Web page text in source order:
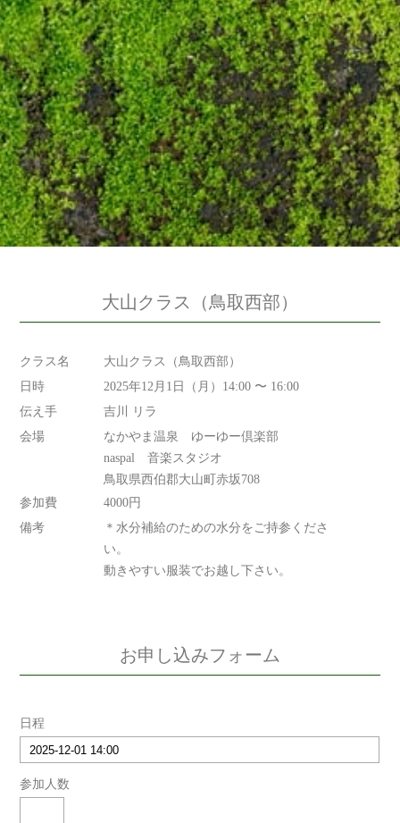
大山クラス（鳥取西部）
クラス名
大山クラス（鳥取西部）
日時
2025年12月1日（月）14:00 〜 16:00
伝え手
吉川 リラ
会場
なかやま温泉 ゆーゆー倶楽部
naspal 音楽スタジオ
鳥取県西伯郡大山町赤坂708
参加費
4000円
備考
＊水分補給のための水分をご持参くださ
い。
動きやすい服装でお越し下さい。
お申し込みフォーム
日程
参加人数